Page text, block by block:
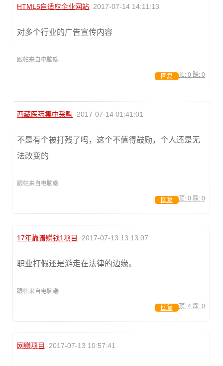
HTML5自适应企业网站 2017-07-14 14:11:13
对多个行业的广告宣传内容
跟帖来自电脑端
顶: 0 踩: 0
回复
西藏医药集中采购 2017-07-14 01:41:01
不是有个被打残了吗，这个不值得鼓励，个人还是无
法改变的
跟帖来自电脑端
顶: 0 踩: 0
回复
17年靠谱赚钱1项目 2017-07-13 13:13:07
职业打假还是游走在法律的边缘。
跟帖来自电脑端
顶: 4 踩: 0
回复
网赚项目 2017-07-13 10:57:41